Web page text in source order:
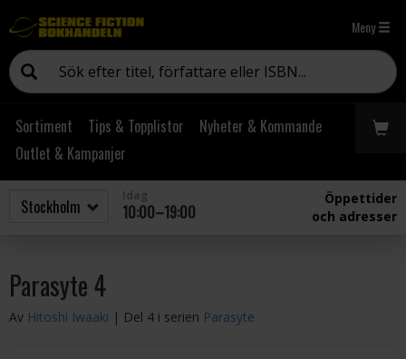
Meny
Sortiment Tips & Topplistor
Nyheter & Kommande
Outlet & Kampanjer
10:00–19:00
Öppettider
och adresser
Parasyte 4
Av Hitoshi Iwaaki | Del 4 i serien Parasyte